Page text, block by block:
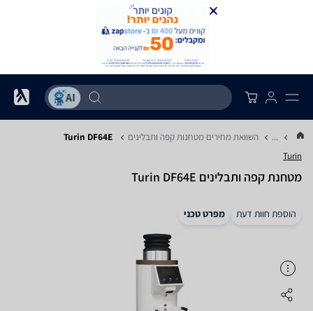
... השוואת מחירים מטחנות קפה ותבלינים Turin DF64E
Turin
מטחנת ‏קפה ותבלינים Turin DF64E
הוספת חוות דעת מפרט טכני